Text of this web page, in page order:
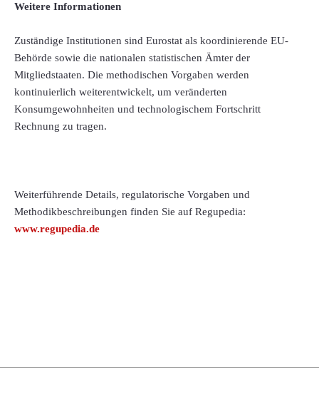
Weitere Informationen
Zuständige Institutionen sind Eurostat als koordinierende EU-
Behörde sowie die nationalen statistischen Ämter der
Mitgliedstaaten. Die methodischen Vorgaben werden
kontinuierlich weiterentwickelt, um veränderten
Konsumgewohnheiten und technologischem Fortschritt
Rechnung zu tragen.
Weiterführende Details, regulatorische Vorgaben und
Methodikbeschreibungen finden Sie auf Regupedia:
www.regupedia.de